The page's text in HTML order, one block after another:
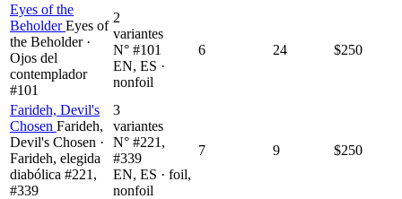
Eyes of the
BeholderEyes of
the Beholder ·
Ojos del
contemplador
#101
2
variantes
N° #101
EN, ES ·
nonfoil
6 24 $250
Farideh, Devil's
Chosen Farideh,
Devil's Chosen ·
Farideh, elegida
diabólica #221,
#339
3
variantes
N° #221,
#339
EN, ES · foil,
nonfoil
7 9 $250